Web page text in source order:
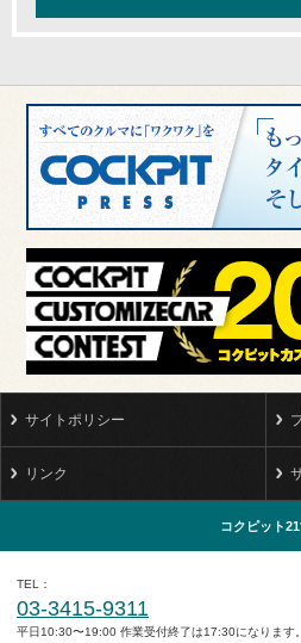
サイトポリシー
リンク
コクピット
TEL
03-3415-9311
平日10:30〜19:00 作業受付終了は17:30になります。